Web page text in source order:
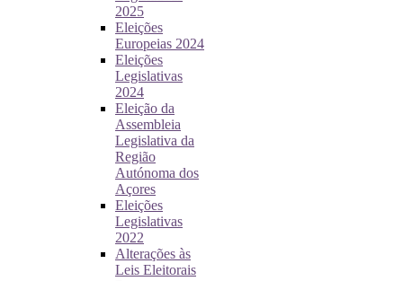
2025
Eleições
Europeias 2024
Eleições
Legislativas
2024
Eleição da
Assembleia
Legislativa da
Região
Autónoma dos
Açores
Eleições
Legislativas
2022
Alterações às
Leis Eleitorais